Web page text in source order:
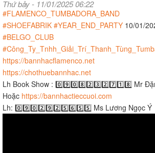
Thứ bảy - 11/01/2025 06:22
#FLAMENCO_TUMBADORA_BAND
#SHOEFABRIK #YEAR_END_PARTY 10/01/
#BELGO_CLUB
https://bannhacflamenco.net
https://chothuebannhac.net
Lh Book Show : 0️⃣9️⃣0️⃣8️⃣2️⃣3️⃣2️⃣7️⃣1️⃣8️⃣ Mr
Hoặc https://bannhactieccuoi.com​​​
Lh: 0️⃣9️⃣0️⃣2️⃣9️⃣2️⃣5️⃣6️⃣5️⃣5️⃣ Ms Lương Ngọc Ý